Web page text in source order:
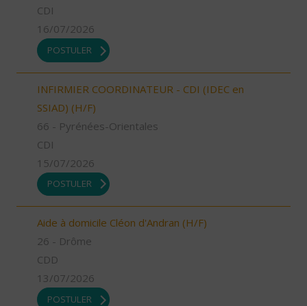
CDI
16/07/2026
POSTULER
INFIRMIER COORDINATEUR - CDI (IDEC en
SSIAD) (H/F)
66 - Pyrénées-Orientales
CDI
15/07/2026
POSTULER
Aide à domicile Cléon d'Andran (H/F)
26 - Drôme
CDD
13/07/2026
POSTULER